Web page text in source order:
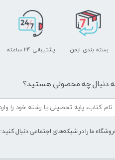
پشتیبانی ۲۴ ساعته بسته بندی ایمن
دنبال چه محصولی هستید؟
ما را در شبکه‌های اجتماعی دنبال کنید: